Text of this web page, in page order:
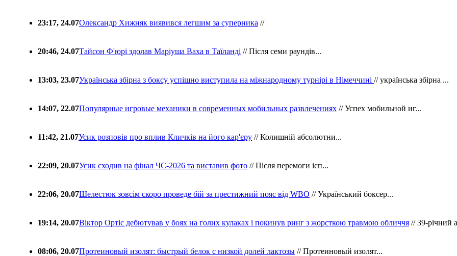
23:17, 24.07Олександр Хижняк виявився легшим за суперника //
20:46, 24.07Тайсон Ф'юрі здолав Маріуша Ваха в Таїланді // Після семи раундів...
13:03, 23.07Українська збірна з боксу успішно виступила на міжнародному турнірі в Німеччині // українська збірна ...
14:07, 22.07Популярные игровые механики в современных мобильных развлечениях // Успех мобильной иг...
11:42, 21.07Усик розповів про вплив Кличків на його кар'єру // Колишній абсолютни...
22:09, 20.07Усик сходив на фінал ЧС-2026 та виставив фото // Після перемоги ісп...
22:06, 20.07Шелестюк зовсім скоро проведе бій за престижний пояс від WBO // Український боксер...
19:14, 20.07Віктор Ортіс дебютував у боях на голих кулаках і покинув ринг з жорсткою травмою обличчя // 39-річний
08:06, 20.07Протеиновый изолят: быстрый белок с низкой долей лактозы // Протеиновый изолят...